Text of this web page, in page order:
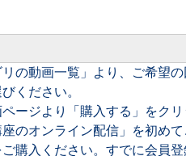
リの動画一覧」より、ご希望
ください。
ージより「購入する」をクリ
座のオンライン配信」を初め
購入ください。すでに会員